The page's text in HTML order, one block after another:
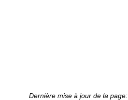
Dernière mise à jour de la